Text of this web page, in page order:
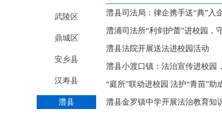
武陵区
鼎城区
安乡县
汉寿县
澧县
澧县司法局：律企携手送“典”入
澧浦司法所“利剑护蕾”进校园，
澧县法院开展送法进校园活动
澧县小渡口镇：法治宣传进校园
“庭所”联动进校园 法护“青苗”助
澧县金罗镇中学开展法治教育知